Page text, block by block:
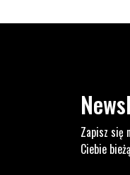
Zapisz się
Ciebie